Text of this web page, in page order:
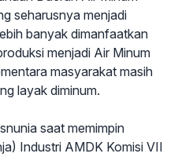
seharusnya menjadi
banyak dimanfaatkan
menjadi Air Minum
masyarakat masih
layak diminum.
saat memimpin
Industri AMDK Komisi VII